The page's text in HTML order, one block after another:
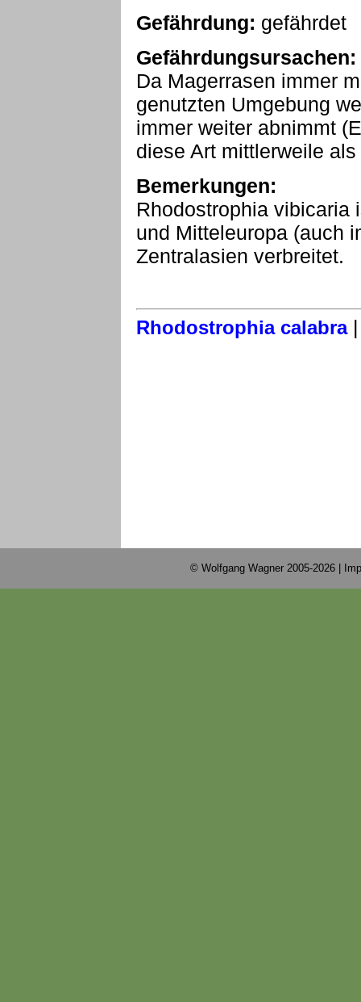
Gefährdung: gefährdet
Gefährdungsursachen:
Da Magerrasen immer
genutzten Umgebung
immer weiter abnimmt
diese Art mittlerweile
Bemerkungen:
Rhodostrophia vibicaria
und Mitteleuropa (auch
Zentralasien verbreitet.
Rhodostrophia calabra
© Wolfgang Wagner 2005-2026 |